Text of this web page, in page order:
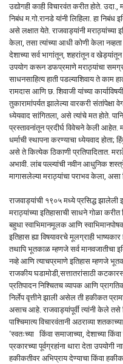
उद्योगही काही विचारवंत करीत होते.
निबंध म.गो.रानडे यांनी लिहिला. हा निबंध
असे लक्षात येते. राजवाड्यांनी मराठ्यांच्या
केला, तसा त्यांच्या आधी कोणी केला
देशाच्या सर्व भागांतून, शहरांतून व
उपयोग करून डफप्रमाणे मराठ्यांचा समग्र
साधनसाहित्य हाती पडल्याशिवाय ते काम
रामदास आणि छ. शिवाजी यांच्या
तुकारामांपर्यत झालेल्या वारकरी
ध्येयवाद सांगितला, असे त्यांचे मत होते.
प्रस्तावनांतून प्रदीर्घ विवेचने केली आहेत.
धर्माची स्थापना करण्याचा ध्येयवाद होता;
असे ते कित्येक ठिकाणी प्रतिपादितात.
अभावी. लांब पल्ल्यांची नवीन आधुनिक
मागासलेल्या मराठ्यांचा पराभव केला, असा
राजवाड्यांची १९०५ मध्ये प्रसिद्ध झालेली
मराठ्यांच्या इतिहासाची साधने गोळा
बहुधा स्वाभिमानमूलक आणि
इतिहास ह्या विषयावरचे मूलग्राही
तथापि भूतकाळ म्हणजे सर्व मानवजातीचा
नव्हे आणि त्याचप्रमाणे इतिहास म्हणजे
राजकीय घडामोडी,सत्तातरांसाठी
प्रतिपादन निश्चितच व्यापक आणि
निर्लेप वृत्तीने झाली असेल ती हकीकत
असाच आहे. राजवाड्यांपूर्वी त्यांनी केले
पाश्चिमात्य विचारवंतानी अठराव्या
‘स्वतःच्या किंवा समाजाच्या, देशाच्या
प्रकारच्या पूर्वग्रहांना थारा देता उपयोगी
हकीकतीवर अभिप्राय देण्याचा किंवा